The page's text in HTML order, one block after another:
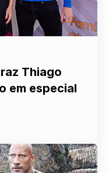
Thiago
em especial